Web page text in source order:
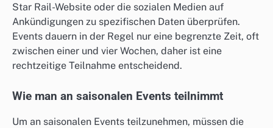
Star Rail-Website oder die sozialen Medien auf
Ankündigungen zu spezifischen Daten überprüfen.
Events dauern in der Regel nur eine begrenzte Zeit, oft
zwischen einer und vier Wochen, daher ist eine
rechtzeitige Teilnahme entscheidend.
Wie man an saisonalen Events teilnimmt
Um an saisonalen Events teilzunehmen, müssen die